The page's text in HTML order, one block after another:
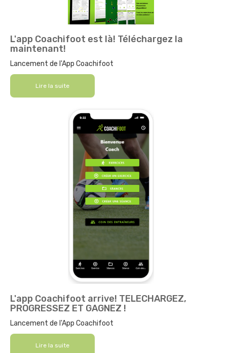
L'app Coachifoot est là! Téléchargez la
maintenant!
Lancement de l'App Coachifoot
Lire la suite
L'app Coachifoot arrive! TELECHARGEZ,
PROGRESSEZ ET GAGNEZ !
Lancement de l'App Coachifoot
Lire la suite